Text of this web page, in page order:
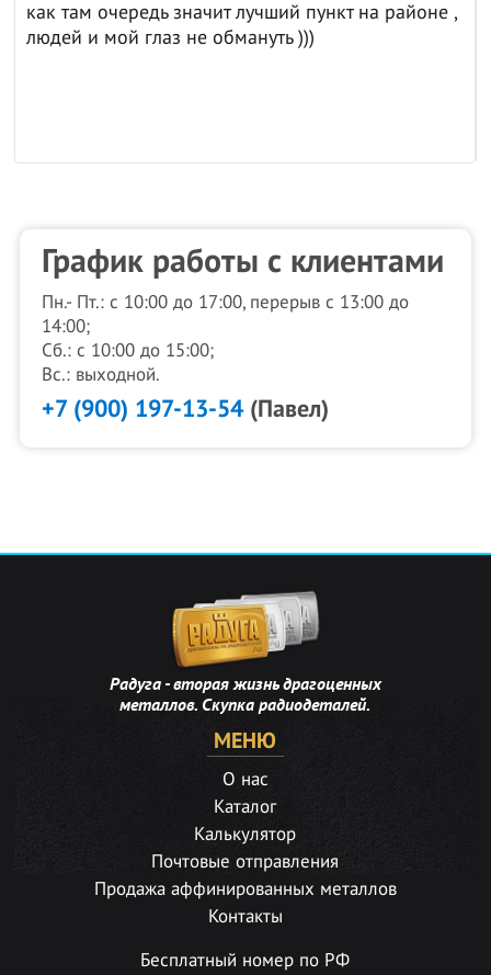
как там очередь значит лучший пункт на районе ,
людей и мой глаз не обмануть )))
График работы с клиентами
Пн.- Пт.: с 10:00 до 17:00, перерыв с 13:00 до
14:00;
Сб.: с 10:00 до 15:00;
Вс.: выходной.
+7 (900) 197-13-54(Павел)
Радуга - вторая жизнь драгоценных
металлов. Скупка радиодеталей.
МЕНЮ
О нас
Каталог
Калькулятор
Почтовые отправления
Продажа аффинированных металлов
Контакты
Бесплатный номер по РФ